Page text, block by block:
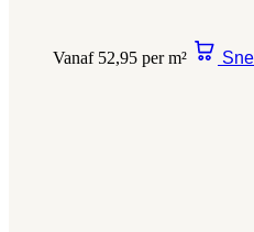
Vanaf 52,95 per m²